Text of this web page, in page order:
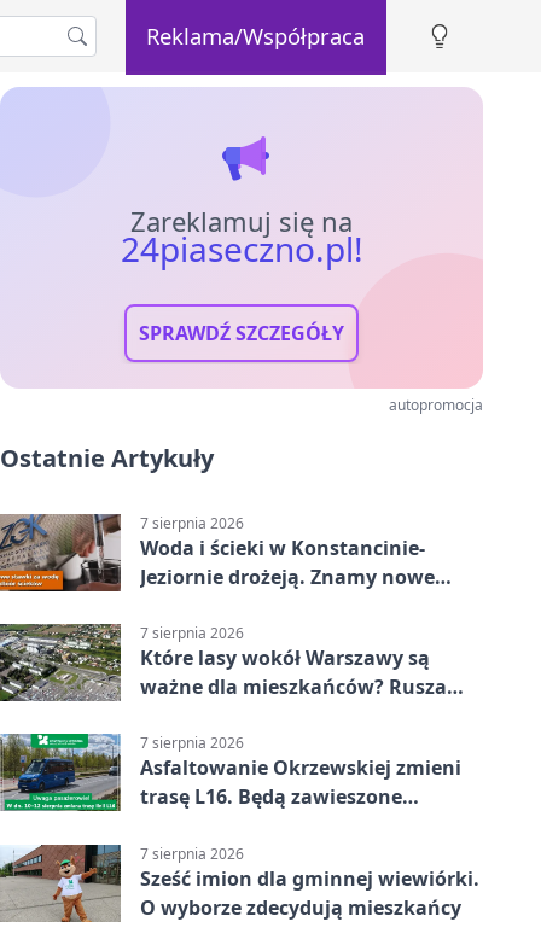
Reklama/Współpraca
Zareklamuj się na
24piaseczno.pl!
SPRAWDŹ SZCZEGÓŁY
autopromocja
Ostatnie Artykuły
7 sierpnia 2026
Woda i ścieki w Konstancinie-
Jeziornie drożeją. Znamy nowe
7 sierpnia 2026
Które lasy wokół Warszawy są
ważne dla mieszkańców? Rusza
7 sierpnia 2026
Asfaltowanie Okrzewskiej zmieni
trasę L16. Będą zawieszone
7 sierpnia 2026
Sześć imion dla gminnej wiewiórki.
O wyborze zdecydują mieszkańcy